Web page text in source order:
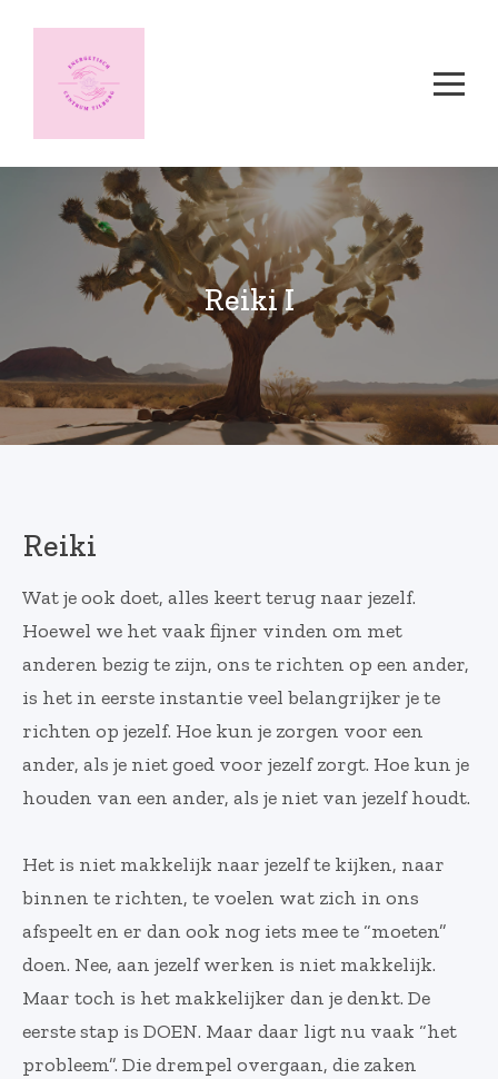
Reiki I
Reiki
Wat je ook doet, alles keert terug naar jezelf.
Hoewel we het vaak fijner vinden om met
anderen bezig te zijn, ons te richten op een ander,
is het in eerste instantie veel belangrijker je te
richten op jezelf. Hoe kun je zorgen voor een
ander, als je niet goed voor jezelf zorgt. Hoe kun je
houden van een ander, als je niet van jezelf houdt.
Het is niet makkelijk naar jezelf te kijken, naar
binnen te richten, te voelen wat zich in ons
afspeelt en er dan ook nog iets mee te “moeten”
doen. Nee, aan jezelf werken is niet makkelijk.
Maar toch is het makkelijker dan je denkt. De
eerste stap is DOEN. Maar daar ligt nu vaak “het
probleem”. Die drempel overgaan, die zaken